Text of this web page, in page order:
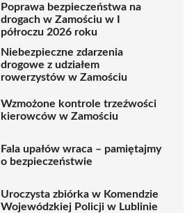
Poprawa bezpieczeństwa na
drogach w Zamościu w I
półroczu 2026 roku
Niebezpieczne zdarzenia
drogowe z udziałem
rowerzystów w Zamościu
Wzmożone kontrole trzeźwości
kierowców w Zamościu
Fala upałów wraca – pamiętajmy
o bezpieczeństwie
Uroczysta zbiórka w Komendzie
Wojewódzkiej Policji w Lublinie